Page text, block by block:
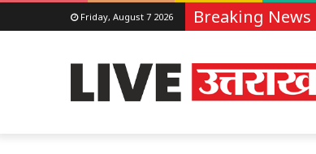
Friday, August 7 2026 Breaking News